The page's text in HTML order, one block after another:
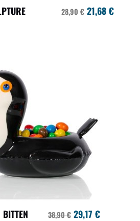
28,90 € 21,68 €
38,90 € 29,17 €